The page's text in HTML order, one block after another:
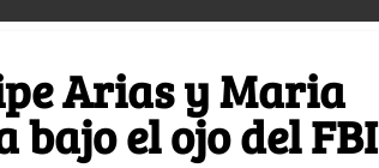
Arias y Maria
el ojo del FBI